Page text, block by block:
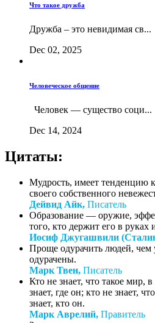
Что такое дружба
Дружба – это невидимая св...
Dec 02, 2025
Человеческое общение
Человек — существо соци...
Dec 14, 2024
Цитаты:
Мудрость, имеет тенденцию
своего собственного
Дейвид Айк, Писатель
Образование — оружие,
того, кто держит его в руках
Иосиф Джугашвили
Проще одурачить людей, чем
одурачены.
Марк Твен, Писатель
Кто не знает, что такое мир,
знает, где он; кто не знает,
знает, кто он.
Марк Аврелий, Правитель